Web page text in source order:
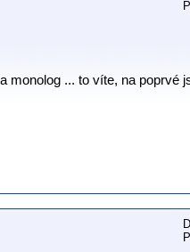
... to víte, na poprvé